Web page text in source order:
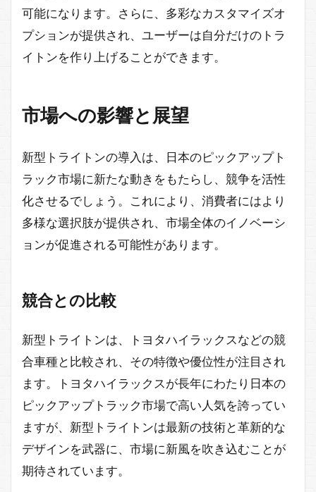
可能になります。さらに、多彩なカスタマイズオ
プションが提供され、ユーザーは自分だけのトラ
イトンを作り上げることができます。
市場への影響と展望
新型トライトンの導入は、日本のピックアップト
ラック市場に新たな動きをもたらし、競争を活性
化させるでしょう。これにより、消費者にはより
多様な選択肢が提供され、市場全体のイノベーシ
ョンが促進される可能性があります。
競合との比較
新型トライトンは、トヨタハイラックスなどの競
合車種と比較され、その特徴や優位性が注目され
ます。トヨタハイラックスが長年にわたり日本の
ピックアップトラック市場で高い人気を誇ってい
ますが、新型トライトンは最新の技術と革新的な
デザインを武器に、市場に新風を吹き込むことが
期待されています。